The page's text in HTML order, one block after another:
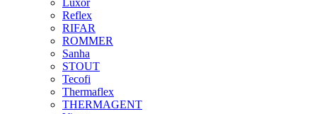
Reflex
RIFAR
ROMMER
Sanha
STOUT
Tecofi
Thermaflex
THERMAGENT